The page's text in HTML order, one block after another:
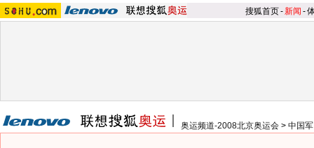
搜狐首页-新闻 -
奥运频道-2008北京奥运会 > 中国